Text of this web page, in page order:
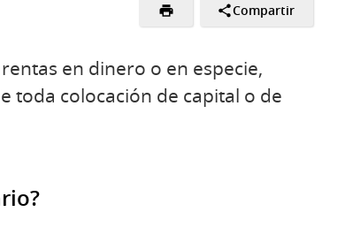
Compartir
en dinero o en especie,
toda colocación de capital o de